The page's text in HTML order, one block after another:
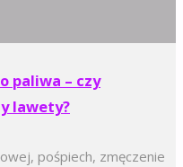
paliwa – czy
lawety?
pośpiech, zmęczenie